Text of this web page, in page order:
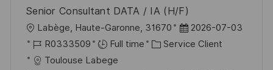
Senior Consultant DATA / IA (H/F)
o
c
Labège, Haute-Garonne, 31670
D
a
2026-07-03
R
é
R0333509 Full time
C Service Client
Toulouse Labege